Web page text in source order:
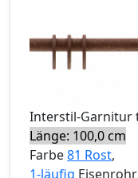
Interstil-Garnitur
Länge: 100,0 cm
Farbe81 Rost,
1-läufig